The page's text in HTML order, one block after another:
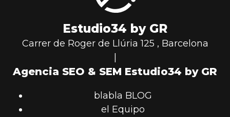
Estudio34 by GR
Carrer de Roger de Llúria 125 , Barcelona
Agencia SEO & SEM Estudio34 by GR
blabla BLOG
el Equipo